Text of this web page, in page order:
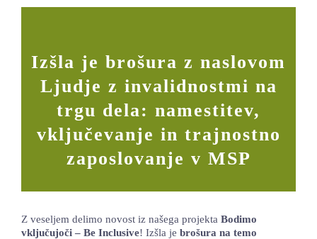
SOCIALNA AKTIVACIJA+
LOKALNA TOČKA SVOS
KNJIŽNICA
60-LETNICA
Izšla je brošura z naslovom
Ljudje z invalidnostmi na
trgu dela: namestitev,
vključevanje in trajnostno
zaposlovanje v MSP
Z veseljem delimo novost iz našega projekta Bodimo
vključujoči – Be Inclusive! Izšla je brošura na temo